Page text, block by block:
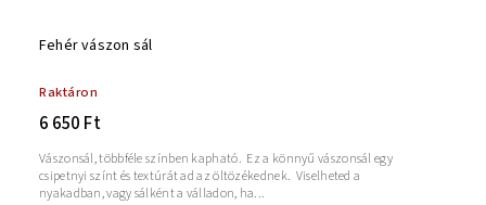
Fehér vászon sál
Raktáron
6 650 Ft
Vászonsál, többféle színben kapható. Ez a könnyű vászonsál egy
csipetnyi színt és textúrát ad az öltözékednek. Viselheted a
nyakadban, vagy sálként a válladon, ha...